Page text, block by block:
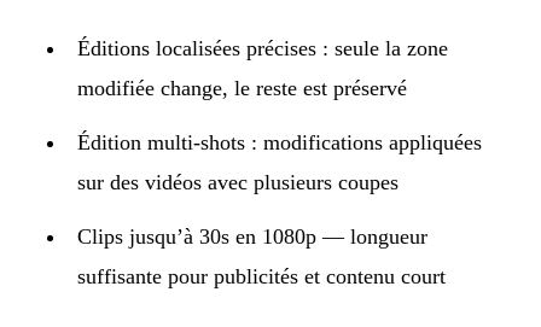
Éditions localisées précises : seule la zone
modifiée change, le reste est préservé
Édition multi-shots : modifications appliquées
sur des vidéos avec plusieurs coupes
Clips jusqu’à 30s en 1080p — longueur
suffisante pour publicités et contenu court